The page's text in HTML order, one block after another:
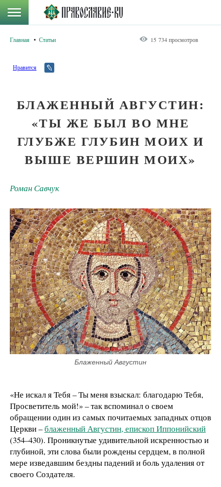
Главная Статьи 15 734 просмотров
Нравится
БЛАЖЕННЫЙ АВГУСТИН:
«ТЫ ЖЕ БЫЛ ВО МНЕ
ГЛУБЖЕ ГЛУБИН МОИХ И
ВЫШЕ ВЕРШИН МОИХ»
Роман Савчук
Блаженный Августин
«Не искал я Тебя – Ты меня взыскал: благодарю Тебя,
Просветитель мой!» – так вспоминал о своем
обращении один из самых почитаемых западных отцов
Церкви –блаженный Августин, епископ Иппонийский
(354–430). Проникнутые удивительной искренностью и
глубиной, эти слова были рождены сердцем, в полной
мере изведавшим бездны падений и боль удаления от
своего Создателя.